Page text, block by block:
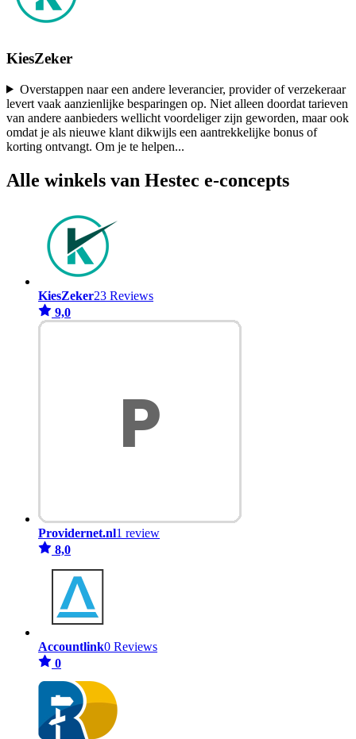
KiesZeker
Overstappen naar een andere leverancier, provider of verzekeraar
levert vaak aanzienlijke besparingen op. Niet alleen doordat tarieven
van andere aanbieders wellicht voordeliger zijn geworden, maar ook
omdat je als nieuwe klant dikwijls een aantrekkelijke bonus of
korting ontvangt. Om je te helpen...
Alle winkels van Hestec e-concepts
KiesZeker23 Reviews
9,0
Providernet.nl1 review
8,0
Accountlink0 Reviews
0